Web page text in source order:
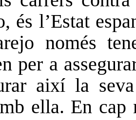
és l’Estat
només
per a
així la
ella. En cap